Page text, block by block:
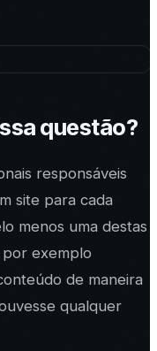
questão?
responsáveis
site para cada
menos uma destas
exemplo
de maneira
qualquer